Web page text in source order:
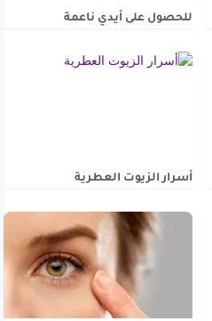
للحصول على أيدي ناعمة
أسرار الزيوت العطرية